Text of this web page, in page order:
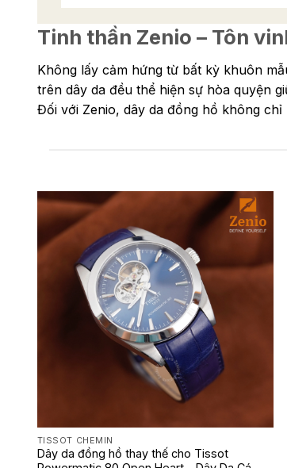
Tinh thần Zenio – Tôn
Không lấy cảm hứng từ bất kỳ khuôn
trên dây da đều thể hiện sự hòa quyện
Đối với Zenio, dây da đồng hồ không
TISSOT CHEMIN
Dây da đồng hồ thay thế cho Tissot